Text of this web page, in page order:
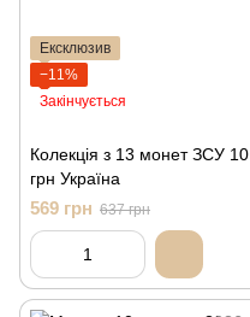
Ексклюзив
−11%
Закінчується
Колекція з 13 монет ЗСУ 10
грн Україна
569 грн 637 грн